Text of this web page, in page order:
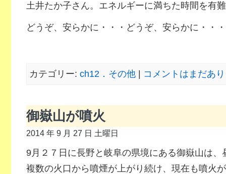
土井たか子さん。エネルギーに満ちた時間を有
どうぞ、安らかに・・・どうぞ、安らかに・・・
カテゴリー: ch12．その他| コメントはまだあ
御嶽山が噴火
2014 年 9 月 27 日 土曜日
9月２７日に長野と岐阜の県境にある御嶽山は
複数の火口から噴煙が上がり続け、現在も噴火